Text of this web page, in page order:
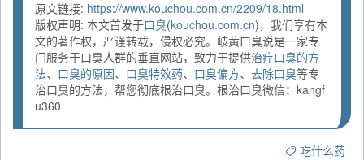
原文链接: https://www.kouchou.com.cn/2209/18.html
版权声明: 本文首发于口臭(kouchou.com.cn)，我们享有本
文的著作权，严谨转载，侵权必究。岐黄口臭说是一家专
门服务于口臭人群的垂直网站，致力于提供治疗口臭的方
法、 口臭的原因、 口臭特效药、 口臭偏方、 去除口臭等专
治口臭的方法，帮您彻底根治口臭。根治口臭微信：kangf
u360
吃什么药